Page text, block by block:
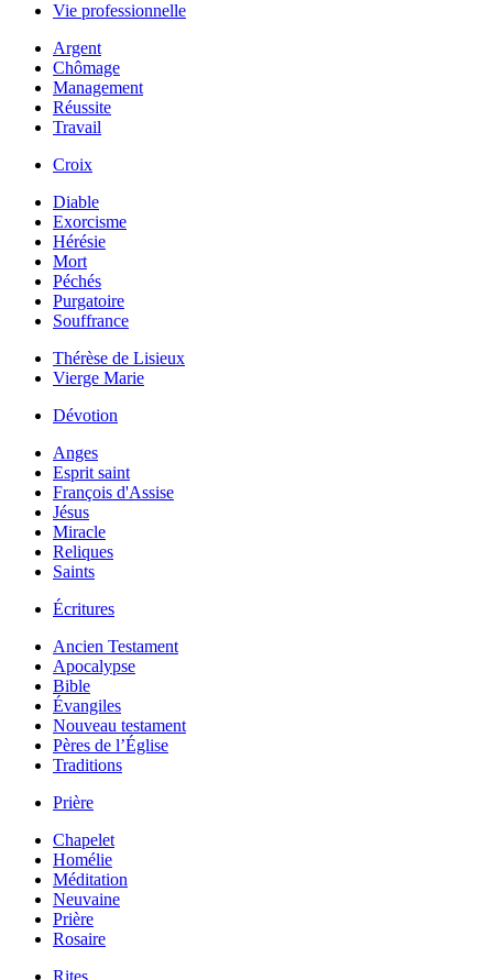
Vie professionnelle
Argent
Chômage
Management
Réussite
Travail
Croix
Diable
Exorcisme
Hérésie
Mort
Péchés
Purgatoire
Souffrance
Thérèse de Lisieux
Vierge Marie
Dévotion
Anges
Esprit saint
François d'Assise
Jésus
Miracle
Reliques
Saints
Écritures
Ancien Testament
Apocalypse
Bible
Évangiles
Nouveau testament
Pères de l’Église
Traditions
Prière
Chapelet
Homélie
Méditation
Neuvaine
Prière
Rosaire
Rites